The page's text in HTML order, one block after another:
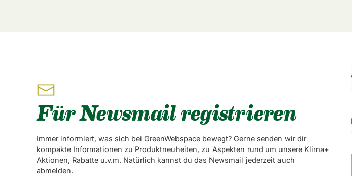
Für Newsmail registrieren
Immer informiert, was sich bei GreenWebspace bewegt? Gerne senden wir dir
kompakte Informationen zu Produktneuheiten, zu Aspekten rund um unsere Klima+
Aktionen, Rabatte u.v.m. Natürlich kannst du das Newsmail jederzeit auch
abmelden.